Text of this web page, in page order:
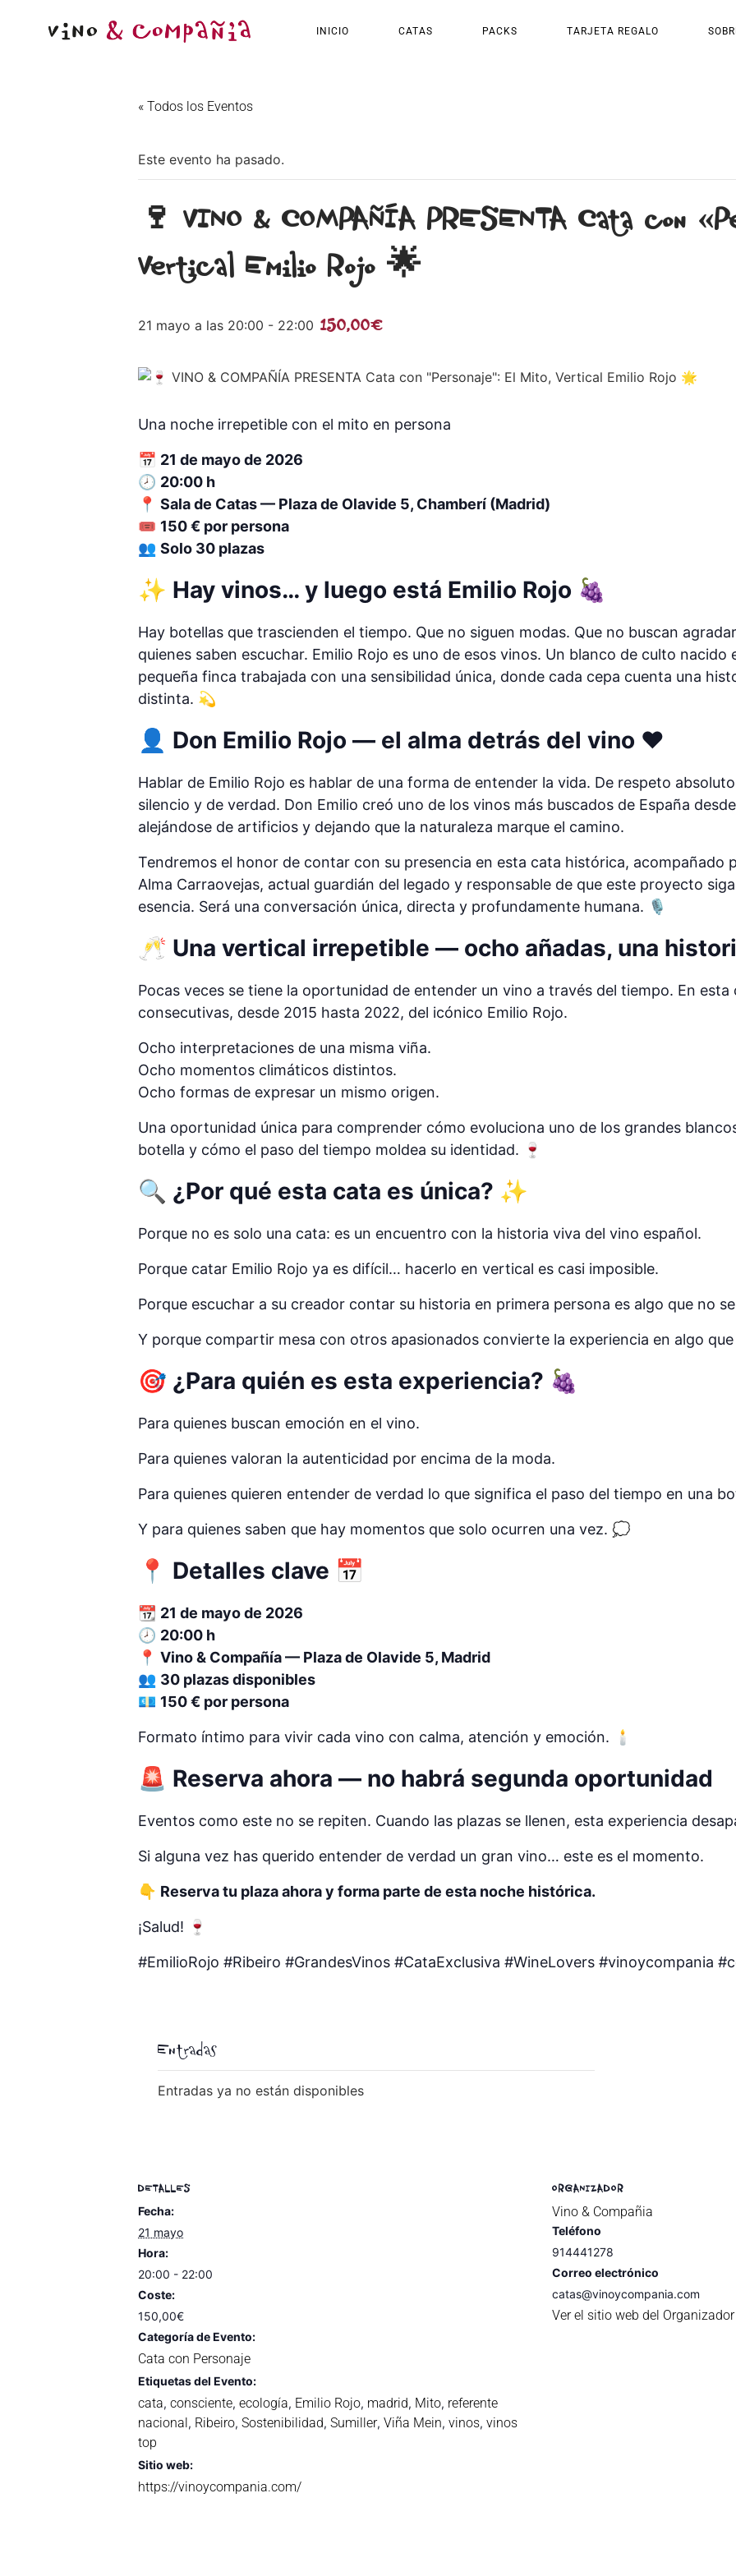
INICIO CATAS PACKS TARJETA REGALO
« Todos los Eventos
Este evento ha pasado.
🍷 VINO & COMPAÑÍA PRESENTA Cata con
Vertical Emilio Rojo 🌟
21 mayo a las 20:00 - 22:00 150,00€
Una noche irrepetible con el mito en persona
📅 21 de mayo de 2026
🕗 20:00 h
📍 Sala de Catas — Plaza de Olavide 5, Chamberí (Madrid)
🎟 150 € por persona
👥 Solo 30 plazas
✨ Hay vinos… y luego está Emilio Rojo 🍇
Hay botellas que trascienden el tiempo. Que no siguen modas. Que no buscan
quienes saben escuchar. Emilio Rojo es uno de esos vinos. Un blanco de culto nacido
pequeña finca trabajada con una sensibilidad única, donde cada cepa cuenta una
distinta. 💫
👤 Don Emilio Rojo — el alma detrás del vino ❤️
Hablar de Emilio Rojo es hablar de una forma de entender la vida. De respeto
silencio y de verdad. Don Emilio creó uno de los vinos más buscados de España
alejándose de artificios y dejando que la naturaleza marque el camino.
Tendremos el honor de contar con su presencia en esta cata histórica, acompañado
Alma Carraovejas, actual guardián del legado y responsable de que este proyecto
esencia. Será una conversación única, directa y profundamente humana. 🎙️
🥂 Una vertical irrepetible — ocho añadas, una
Pocas veces se tiene la oportunidad de entender un vino a través del tiempo. En
consecutivas, desde 2015 hasta 2022, del icónico Emilio Rojo.
Ocho interpretaciones de una misma viña.
Ocho momentos climáticos distintos.
Ocho formas de expresar un mismo origen.
Una oportunidad única para comprender cómo evoluciona uno de los grandes
botella y cómo el paso del tiempo moldea su identidad. 🍷
🔍 ¿Por qué esta cata es única? ✨
Porque no es solo una cata: es un encuentro con la historia viva del vino español.
Porque catar Emilio Rojo ya es difícil… hacerlo en vertical es casi imposible.
Porque escuchar a su creador contar su historia en primera persona es algo que no
Y porque compartir mesa con otros apasionados convierte la experiencia en algo
🎯 ¿Para quién es esta experiencia? 🍇
Para quienes buscan emoción en el vino.
Para quienes valoran la autenticidad por encima de la moda.
Para quienes quieren entender de verdad lo que significa el paso del tiempo en una
Y para quienes saben que hay momentos que solo ocurren una vez. 💭
📍 Detalles clave 📅
📆 21 de mayo de 2026
🕗 20:00 h
📍 Vino & Compañía — Plaza de Olavide 5, Madrid
👥 30 plazas disponibles
💶 150 € por persona
Formato íntimo para vivir cada vino con calma, atención y emoción. 🕯️
🚨 Reserva ahora — no habrá segunda oportunidad
Eventos como este no se repiten. Cuando las plazas se llenen, esta experiencia
Si alguna vez has querido entender de verdad un gran vino… este es el momento.
👇 Reserva tu plaza ahora y forma parte de esta noche histórica.
¡Salud! 🍷
#EmilioRojo #Ribeiro #GrandesVinos #CataExclusiva #WineLovers #vinoycompania
Entradas
Entradas ya no están disponibles
DETALLES
Fecha:
21 mayo
Hora:
20:00 - 22:00
Coste:
150,00€
Categoría de Evento:
Cata con Personaje
Etiquetas del Evento:
cata, consciente, ecología, Emilio Rojo, madrid, Mito, referente
nacional, Ribeiro, Sostenibilidad, Sumiller, Viña Mein, vinos, vinos
top
Sitio web:
https://vinoycompania.com/
ORGANIZADOR
Vino & Compañia
Teléfono
914441278
Correo electrónico
catas@vinoycompania.com
Ver el sitio web del Organizador